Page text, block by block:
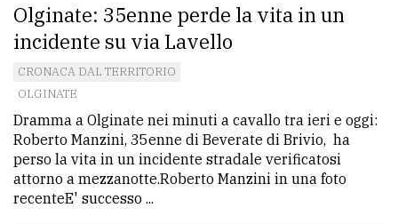
PRIVACY
Privacy
policy
Cookie
policy
Olginate: 35enne perde la vita in un
incidente su via Lavello
CRONACA DAL TERRITORIO
OLGINATE
Dramma a Olginate nei minuti a cavallo tra ieri e oggi:
Roberto Manzini, 35enne di Beverate di Brivio, ha
perso la vita in un incidente stradale verificatosi
attorno a mezzanotte.Roberto Manzini in una foto
recenteE' successo ...